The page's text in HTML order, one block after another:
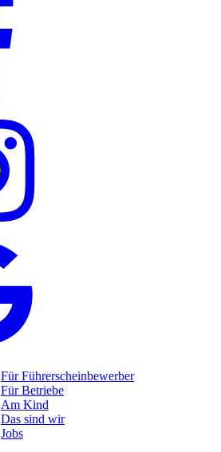
Für Führerscheinbewerber
Für Betriebe
Am Kind
Das sind wir
Jobs